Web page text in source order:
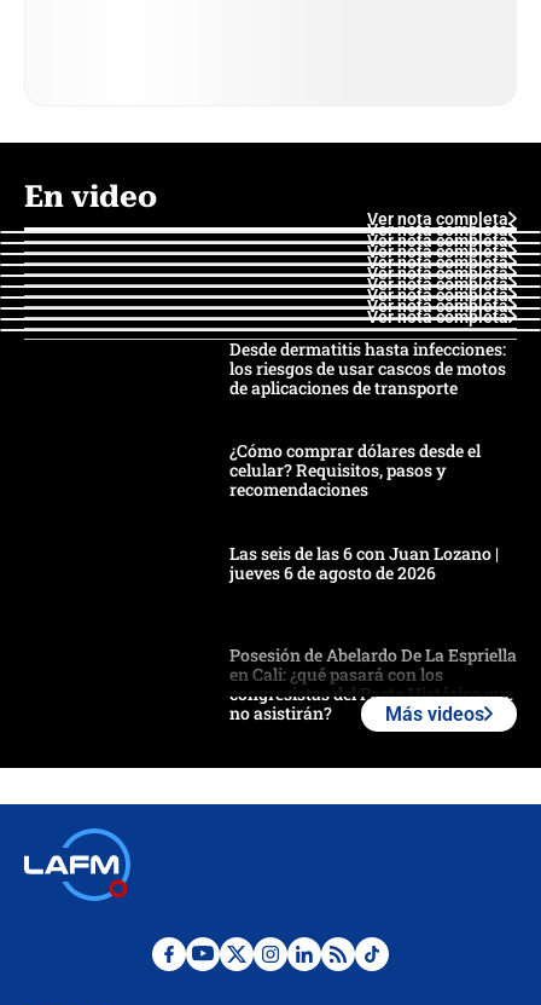
En video
Ver nota completa
Ver nota completa
Ver nota completa
Ver nota completa
Ver nota completa
Ver nota completa
Ver nota completa
Ver nota completa
Ver nota completa
Ver nota completa
Desde dermatitis hasta infecciones:
los riesgos de usar cascos de motos
de aplicaciones de transporte
¿Cómo comprar dólares desde el
celular? Requisitos, pasos y
recomendaciones
Las seis de las 6 con Juan Lozano |
jueves 6 de agosto de 2026
Posesión de Abelardo De La Espriella
en Cali: ¿qué pasará con los
congresistas del Pacto Histórico que
no asistirán?
¿Por qué De la Espriella gobernará
Más videos